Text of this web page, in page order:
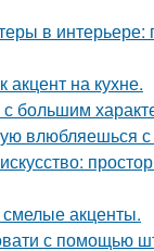
в интерьере:
акцент на кухне.
большим
влюбляешься с
акценты.
с помощью